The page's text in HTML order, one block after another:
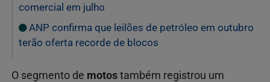
comercial em julho
ANP confirma que leilões de petróleo em outubro
terão oferta recorde de blocos
O segmento de motos também registrou um